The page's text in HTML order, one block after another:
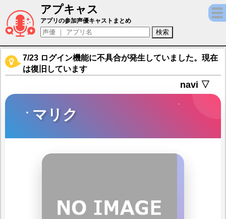
アプキャス
マリク（声優：堀江瞬)【MONSTER
アプリの参加声優キャストまとめ
7/23 ログイン機能に不具合が発生していました。現在
は復旧しています
navi ▽
マリク